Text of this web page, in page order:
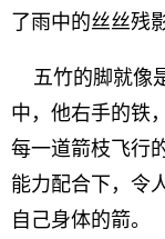
了雨中的丝丝残
五竹的脚就像
中，他右手的铁
每一道箭枝飞行
能力配合下，令
自己身体的箭。